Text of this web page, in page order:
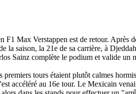
Max Verstappen est de retour. Après
la saison, la 21e de sa carrière, à
Sainz complète le podium et valide un
tours étaient plutôt calmes
accéléré au 16e tour. Le Mexicain